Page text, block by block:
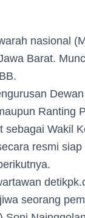
nasional
Barat.
Ranting
Wakil
resmi
seorang